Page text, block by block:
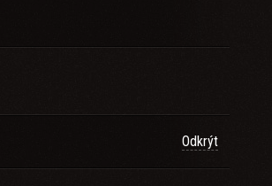
Odkrýt